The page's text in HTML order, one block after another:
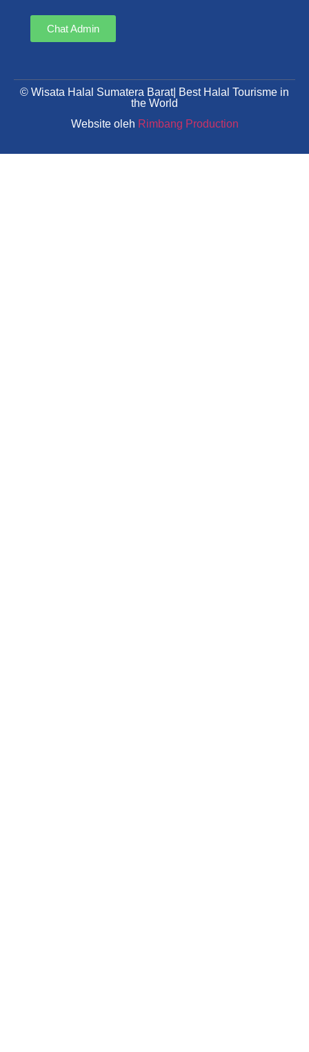
Chat Admin
© Wisata Halal Sumatera Barat| Best Halal Tourisme in
the World
Website oleh Rimbang Production